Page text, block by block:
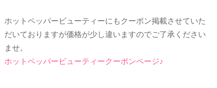
ホットペッパービューティーにもクーポン掲載させていた
だいておりますが価格が少し違いますのでご了承ください
ませ。
ホットペッパービューティークーポンページ♪